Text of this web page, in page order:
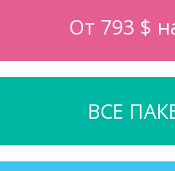
От 793 $
ВСЕ